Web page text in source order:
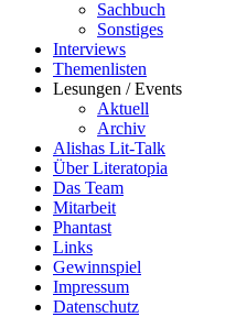
Sachbuch
Sonstiges
Interviews
Themenlisten
Lesungen / Events
Aktuell
Archiv
Alishas Lit-Talk
Über Literatopia
Das Team
Mitarbeit
Phantast
Links
Gewinnspiel
Impressum
Datenschutz